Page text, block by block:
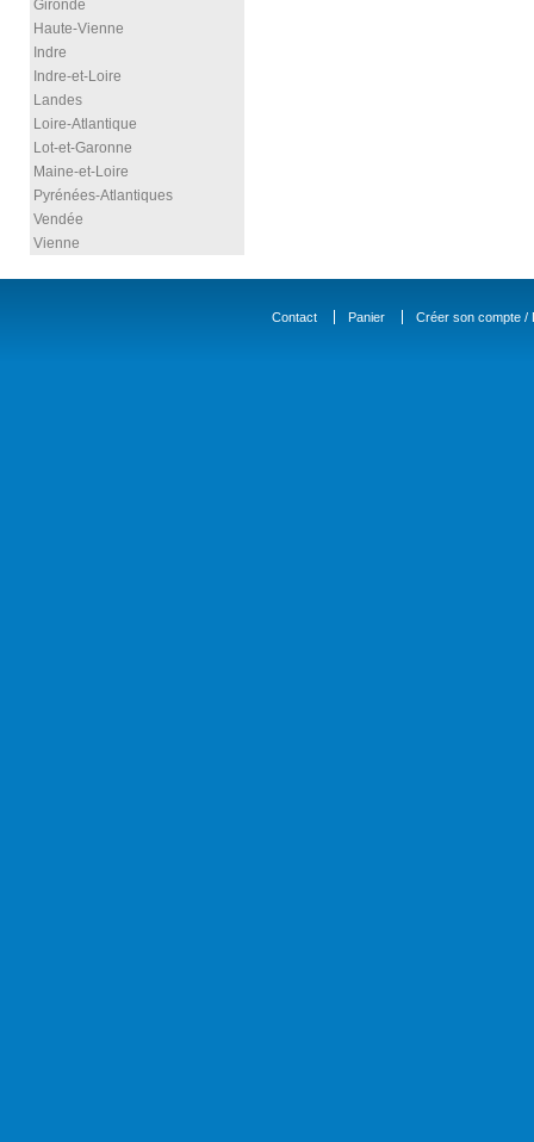
Gironde
Haute-Vienne
Indre
Indre-et-Loire
Landes
Loire-Atlantique
Lot-et-Garonne
Maine-et-Loire
Pyrénées-Atlantiques
Vendée
Vienne
Contact Panier Créer son compte /